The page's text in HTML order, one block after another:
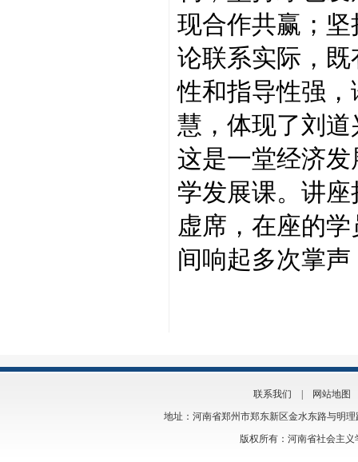
现合作共赢；
论联系实际，
性和指导性强
慧，体现了刘
这是一堂经济
学发展课。讲
虚席，在座的
间响起多次掌
联系我们
网站地图
地址：河南省郑州市郑东新区金水东路与明
版权所有：河南省社会主